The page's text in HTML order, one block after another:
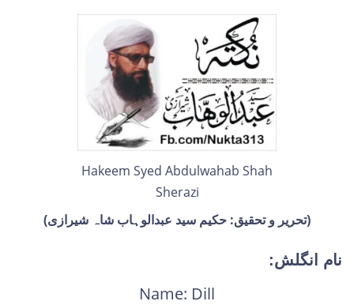
Hakeem Syed Abdulwahab Shah
Sherazi
(تحریر و تحقیق: حکیم سید عبدالوہاب شاہ شیرازی)
نام انگلش:
Name: Dill